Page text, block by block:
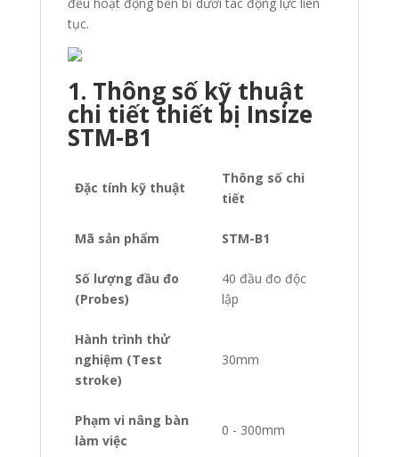
tục.
1. Thông số kỹ thuật
chi tiết thiết bị Insize
STM-B1
Đặc tính kỹ thuật
Thông số chi
tiết
Mã sản phẩm STM-B1
Số lượng đầu đo
(Probes)
40 đầu đo độc
lập
Hành trình thử
nghiệm (Test
stroke)
30mm
Phạm vi nâng bàn
làm việc
0 - 300mm